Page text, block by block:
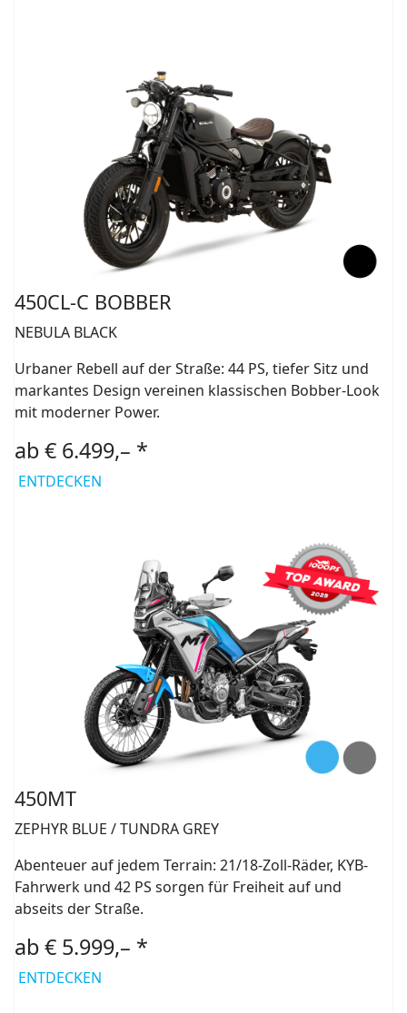
450CL-C BOBBER
NEBULA BLACK
Urbaner Rebell auf der Straße: 44 PS, tiefer Sitz und
markantes Design vereinen klassischen Bobber-Look
mit moderner Power.
ab € 6.499,– *
ENTDECKEN
450MT
ZEPHYR BLUE / TUNDRA GREY
Abenteuer auf jedem Terrain: 21/18-Zoll-Räder, KYB-
Fahrwerk und 42 PS sorgen für Freiheit auf und
abseits der Straße.
ab € 5.999,– *
ENTDECKEN